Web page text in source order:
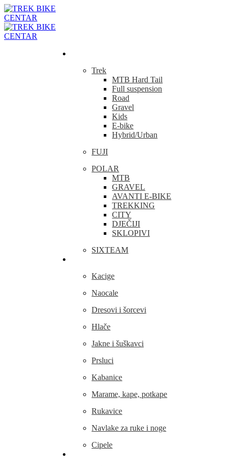
Trek
MTB Hard Tail
Full suspension
Road
Gravel
Kids
E-bike
Hybrid/Urban
FUJI
POLAR
MTB
GRAVEL
AVANTI E-BIKE
TREKKING
CITY
DJEČIJI
SKLOPIVI
SIXTEAM
Kacige
Naocale
Dresovi i šorcevi
Hlače
Jakne i šuškavci
Prsluci
Kabanice
Marame, kape, potkape
Rukavice
Navlake za ruke i noge
Cipele